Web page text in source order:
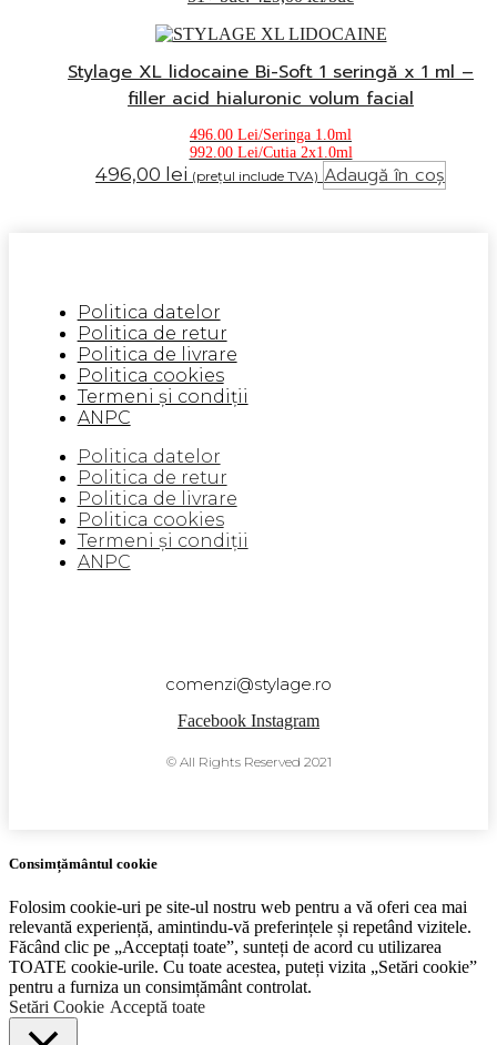
Stylage XL lidocaine Bi-Soft 1 seringă x 1 ml –
filler acid hialuronic volum facial
496.00 Lei/Seringa 1.0ml
992.00 Lei/Cutia 2x1.0ml
496,00 lei (prețul include TVA) Adaugă în coș
Politica datelor
Politica de retur
Politica de livrare
Politica cookies
Termeni și condiții
ANPC
Politica datelor
Politica de retur
Politica de livrare
Politica cookies
Termeni și condiții
ANPC
comenzi@stylage.ro
Facebook Instagram
© All Rights Reserved 2021
Consimțământul cookie
Folosim cookie-uri pe site-ul nostru web pentru a vă oferi cea mai
relevantă experiență, amintindu-vă preferințele și repetând vizitele.
Făcând clic pe „Acceptați toate”, sunteți de acord cu utilizarea
TOATE cookie-urile. Cu toate acestea, puteți vizita „Setări cookie”
pentru a furniza un consimțământ controlat.
Setări Cookie Acceptă toate